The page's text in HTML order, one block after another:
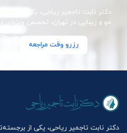
دکتر نابت تاجمیر ریاحی، یکی از
مو و زیبایی در تهران، تخصص
رزرو وقت مراجعه
دکتر نابت تاجمیر ریاحی، یکی از